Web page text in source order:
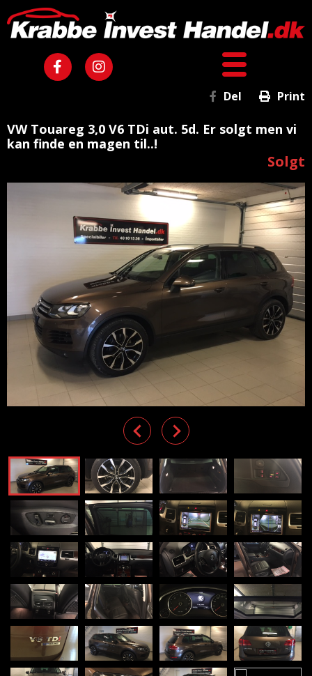
Del Print
VW Touareg 3,0 V6 TDi aut. 5d. Er solgt men vi
kan finde en magen til..!
Solgt
Previous
Next